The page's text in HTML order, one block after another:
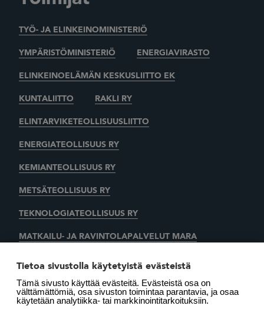
TYÖ- JA ELINKEINOMINISTERIÖ
YMPÄRISTÖMINISTERIÖ ENERGIAVIRASTO
ELINKEINOELÄMÄN KESKUSLIITTO EK
KUNTALIITTO RAKLI RY
ELINTARVIKETEOLLISUUSLIITTO
ENERGIATEOLLISUUS RY
KEMIANTEOLLISUUS RY
METSÄTEOLLISUUS RY
TEKNOLOGIATEOLLISUUS RY
MATKAILU- JA RAVINTOLAPALVELUT MARA
SUOMEN LÄMMITYSTIETO OY
LÄMMITYSENERGIA YHDISTYS RY MOTIVA OY
Tietoa sivustolla käytetyistä evästeistä
Tämä sivusto käyttää evästeitä. Evästeistä osa on
välttämättömiä, osa sivuston toimintaa parantavia, ja osaa
käytetään analytiikka- tai markkinointitarkoituksiin.